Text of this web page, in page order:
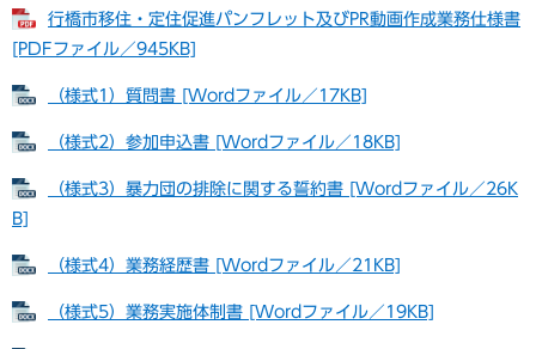
行橋市移住・定住促進パンフレット及びPR動画作成業務仕様書
[PDFファイル／945KB]
（様式1）質問書 [Wordファイル／17KB]
（様式2）参加申込書 [Wordファイル／18KB]
（様式3）暴力団の排除に関する誓約書 [Wordファイル／26K
B]
（様式4）業務経歴書 [Wordファイル／21KB]
（様式5）業務実施体制書 [Wordファイル／19KB]